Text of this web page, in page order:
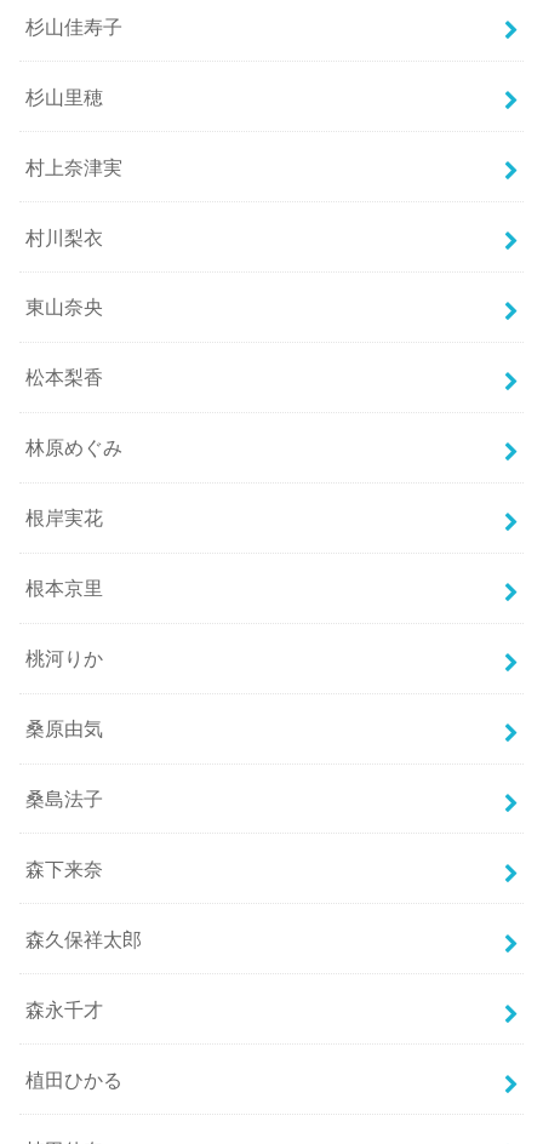
杉山佳寿子
杉山里穂
村上奈津実
村川梨衣
東山奈央
松本梨香
林原めぐみ
根岸実花
根本京里
桃河りか
桑原由気
桑島法子
森下来奈
森久保祥太郎
森永千才
植田ひかる